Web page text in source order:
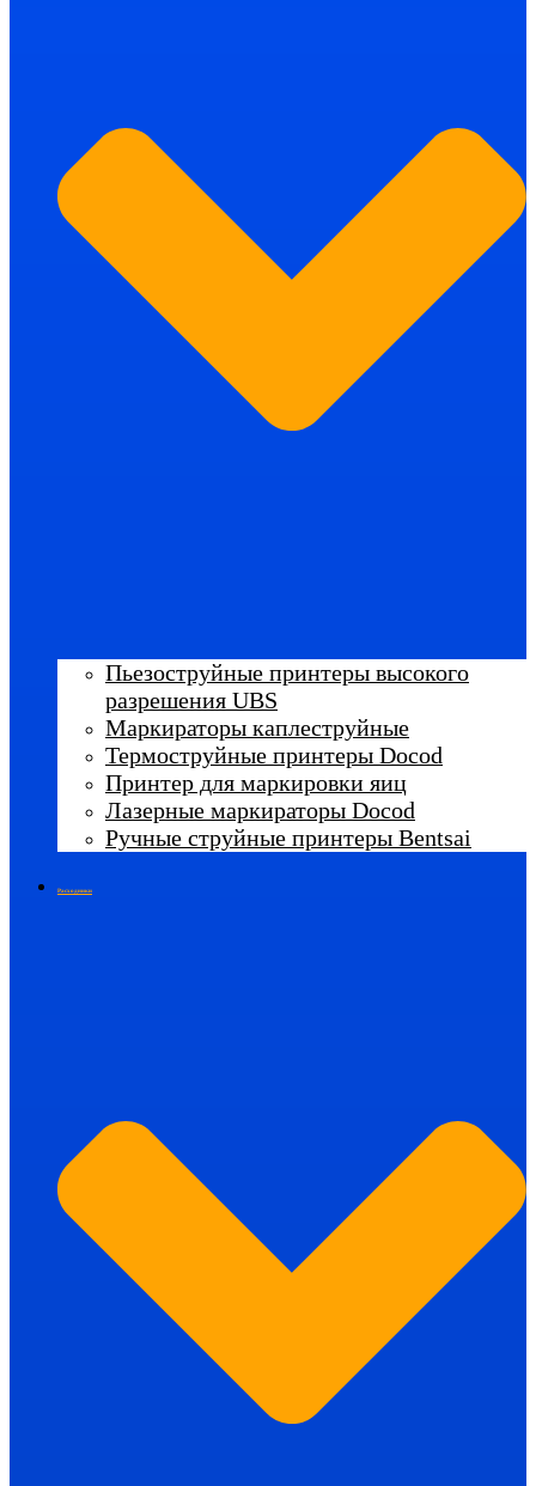
Пьезоструйные принтеры высокого
разрешения UBS
Маркираторы каплеструйные
Термоструйные принтеры Docod
Принтер для маркировки яиц
Лазерные маркираторы Docod
Ручные струйные принтеры Bentsai
Расходники